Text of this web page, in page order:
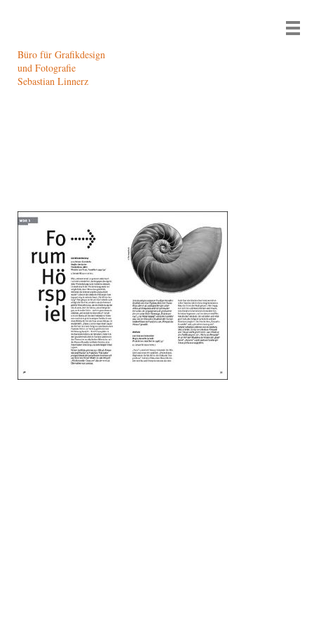
Büro für Grafikdesign
und Fotografie
Sebastian Linnerz